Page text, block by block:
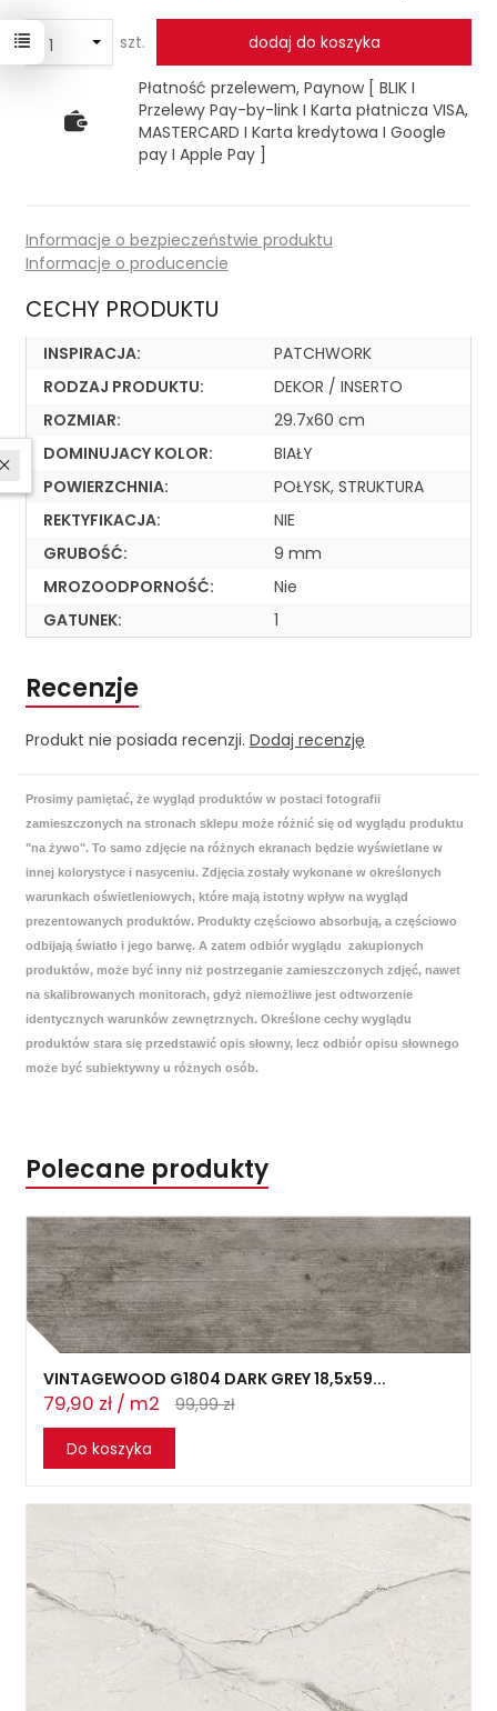
szt. dodaj do koszyka
Płatność przelewem, Paynow [ BLIK I
Przelewy Pay-by-link I Karta płatnicza VISA,
MASTERCARD I Karta kredytowa I Google
pay I Apple Pay ]
Informacje o bezpieczeństwie produktu
Informacje o producencie
CECHY PRODUKTU
INSPIRACJA:
PATCHWORK
RODZAJ PRODUKTU:
DEKOR / INSERTO
ROZMIAR:
29.7x60 cm
DOMINUJACY KOLOR:
BIAŁY
POWIERZCHNIA:
POŁYSK, STRUKTURA
REKTYFIKACJA:
NIE
GRUBOŚĆ:
9 mm
MROZOODPORNOŚĆ:
Nie
GATUNEK:
1
Recenzje
Produkt nie posiada recenzji. Dodaj recenzję
Prosimy pamiętać, że wygląd produktów w postaci fotografii
zamieszczonych na stronach sklepu może różnić się od wyglądu produktu
"na żywo". To samo zdjęcie na różnych ekranach będzie wyświetlane w
innej kolorystyce i nasyceniu. Zdjęcia zostały wykonane w określonych
warunkach oświetleniowych, które mają istotny wpływ na wygląd
prezentowanych produktów. Produkty częściowo absorbują, a częściowo
odbijają światło i jego barwę. A zatem odbiór wyglądu zakupionych
produktów, może być inny niż postrzeganie zamieszczonych zdjęć, nawet
na skalibrowanych monitorach, gdyż niemożliwe jest odtworzenie
identycznych warunków zewnętrznych. Określone cechy wyglądu
produktów stara się przedstawić opis słowny, lecz odbiór opisu słownego
może być subiektywny u różnych osób.
Polecane produkty
VINTAGEWOOD G1804 DARK GREY 18,5x59...
79,90 zł / m2
99,99 zł
Do koszyka
W ostatnich 7 dniach produktem interesują się